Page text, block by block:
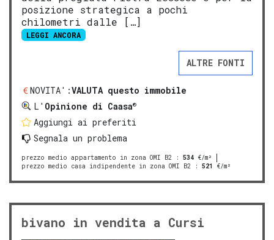
posizione strategica a pochi
chilometri dalle […]
LEGGI ANCORA
ALTRE FONTI
NOVITA':VALUTA questo immobile
L' Opinione di Caasa®
Aggiungi ai preferiti
Segnala un problema
prezzo medio appartamento in zona OMI B2 : 534 €/m²
prezzo medio casa indipendente in zona OMI B2 : 521 €/m²
bivano in vendita a Cursi